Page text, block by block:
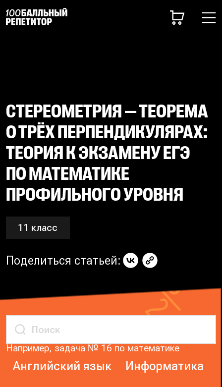
СТЕРЕОМЕТРИЯ — ТЕОРЕМА
О ТРЁХ ПЕРПЕНДИКУЛЯРАХ:
ТЕОРИЯ К ЭКЗАМЕНУ ЕГЭ
ПО МАТЕМАТИКЕ
ПРОФИЛЬНОГО УРОВНЯ
11 класс
Поделиться статьей:
Например, задача № 16 по математике
Английский язык Информатика